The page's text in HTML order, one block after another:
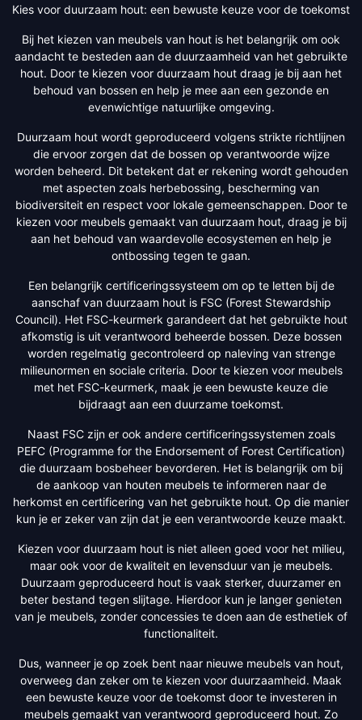
Kies voor duurzaam hout: een bewuste keuze voor de toekomst
Bij het kiezen van meubels van hout is het belangrijk om ook
aandacht te besteden aan de duurzaamheid van het gebruikte
hout. Door te kiezen voor duurzaam hout draag je bij aan het
behoud van bossen en help je mee aan een gezonde en
evenwichtige natuurlijke omgeving.
Duurzaam hout wordt geproduceerd volgens strikte richtlijnen
die ervoor zorgen dat de bossen op verantwoorde wijze
worden beheerd. Dit betekent dat er rekening wordt gehouden
met aspecten zoals herbebossing, bescherming van
biodiversiteit en respect voor lokale gemeenschappen. Door te
kiezen voor meubels gemaakt van duurzaam hout, draag je bij
aan het behoud van waardevolle ecosystemen en help je
ontbossing tegen te gaan.
Een belangrijk certificeringssysteem om op te letten bij de
aanschaf van duurzaam hout is FSC (Forest Stewardship
Council). Het FSC-keurmerk garandeert dat het gebruikte hout
afkomstig is uit verantwoord beheerde bossen. Deze bossen
worden regelmatig gecontroleerd op naleving van strenge
milieunormen en sociale criteria. Door te kiezen voor meubels
met het FSC-keurmerk, maak je een bewuste keuze die
bijdraagt aan een duurzame toekomst.
Naast FSC zijn er ook andere certificeringssystemen zoals
PEFC (Programme for the Endorsement of Forest Certification)
die duurzaam bosbeheer bevorderen. Het is belangrijk om bij
de aankoop van houten meubels te informeren naar de
herkomst en certificering van het gebruikte hout. Op die manier
kun je er zeker van zijn dat je een verantwoorde keuze maakt.
Kiezen voor duurzaam hout is niet alleen goed voor het milieu,
maar ook voor de kwaliteit en levensduur van je meubels.
Duurzaam geproduceerd hout is vaak sterker, duurzamer en
beter bestand tegen slijtage. Hierdoor kun je langer genieten
van je meubels, zonder concessies te doen aan de esthetiek of
functionaliteit.
Dus, wanneer je op zoek bent naar nieuwe meubels van hout,
overweeg dan zeker om te kiezen voor duurzaamheid. Maak
een bewuste keuze voor de toekomst door te investeren in
meubels gemaakt van verantwoord geproduceerd hout. Zo